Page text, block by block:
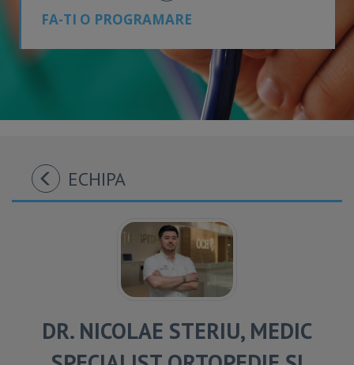
FA-TI O PROGRAMARE
ECHIPA
DR. NICOLAE STERIU, MEDIC